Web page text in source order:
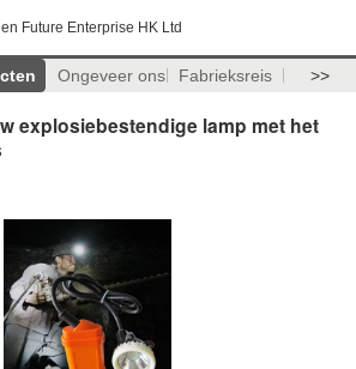
Future Enterprise HK Ltd
Ongeveer ons Fabrieksreis >>
explosiebestendige lamp met het